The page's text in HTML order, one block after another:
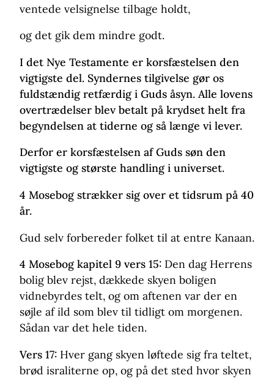
ventede velsignelse tilbage holdt,
og det gik dem mindre godt.
I det Nye Testamente er korsfæstelsen den
vigtigste del. Syndernes tilgivelse gør os
fuldstændig retfærdig i Guds åsyn. Alle lovens
overtrædelser blev betalt på krydset helt fra
begyndelsen at tiderne og så længe vi lever.
Derfor er korsfæstelsen af Guds søn den
vigtigste og største handling i universet.
4 Mosebog strækker sig over et tidsrum på 40
år.
Gud selv forbereder folket til at entre Kanaan.
4 Mosebog kapitel 9 vers 15: Den dag Herrens
bolig blev rejst, dækkede skyen boligen
vidnebyrdes telt, og om aftenen var der en
søjle af ild som blev til tidligt om morgenen.
Sådan var det hele tiden.
Vers 17: Hver gang skyen løftede sig fra teltet,
brød israliterne op, og på det sted hvor skyen